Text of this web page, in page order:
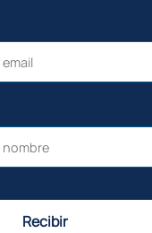
Recibir